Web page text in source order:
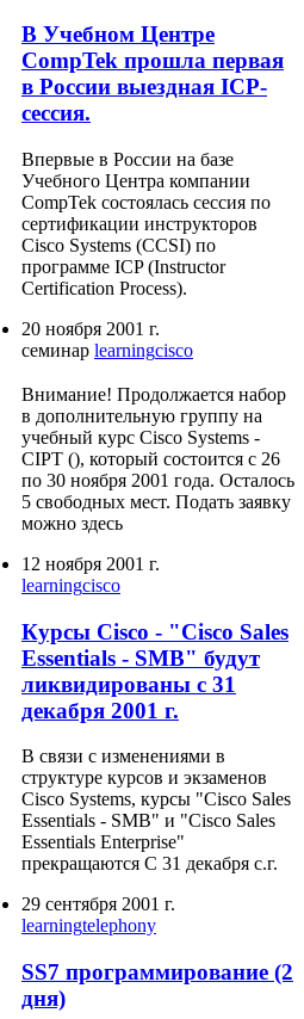
В Учебном Центре
CompTek прошла первая
в России выездная ICP-
сессия.
Впервые в России на базе
Учебного Центра компании
CompTek состоялась сессия по
сертификации инструкторов
Cisco Systems (CCSI) по
программе ICP (Instructor
Certification Proсess).
20 ноября 2001 г.
семинар learningcisco
Внимание! Продолжается набор
в дополнительную группу на
учебный курс Cisco Systems -
CIPT (), который состоится с 26
по 30 ноября 2001 года. Осталось
5 свободных мест. Подать заявку
можно здесь
12 ноября 2001 г.
learningcisco
Курсы Cisco - "Cisco Sales
Essentials - SMB" будут
ликвидированы с 31
декабря 2001 г.
В связи с изменениями в
структуре курсов и экзаменов
Cisco Systems, курсы "Cisco Sales
Essentials - SMB" и "Cisco Sales
Essentials Enterprise"
прекращаются С 31 декабря с.г.
29 сентября 2001 г.
learningtelephony
SS7 программирование (2
дня)